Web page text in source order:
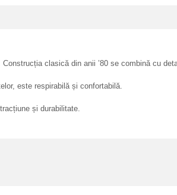
clasică din anii ’80 se combină cu
este respirabilă și confortabilă.
și durabilitate.